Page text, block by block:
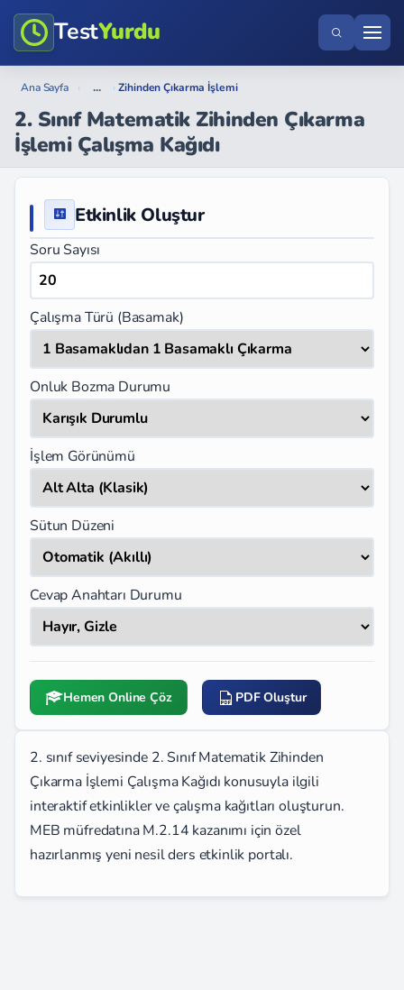
TestYurdu
Ana Sayfa › ... › Zihinden Çıkarma İşlemi
2. Sınıf Matematik Zihinden Çıkarma
İşlemi Çalışma Kağıdı
Etkinlik Oluştur
Soru Sayısı
Çalışma Türü (Basamak)
Onluk Bozma Durumu
İşlem Görünümü
Sütun Düzeni
Cevap Anahtarı Durumu
Hemen Online Çöz PDF Oluştur
2. sınıf seviyesinde 2. Sınıf Matematik Zihinden
Çıkarma İşlemi Çalışma Kağıdı konusuyla ilgili
interaktif etkinlikler ve çalışma kağıtları oluşturun.
MEB müfredatına M.2.14 kazanımı için özel
hazırlanmış yeni nesil ders etkinlik portalı.